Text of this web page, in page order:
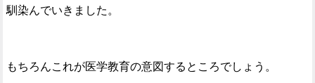
馴染んでいきました。
もちろんこれが医学教育の意図するところでしょう。